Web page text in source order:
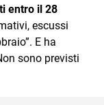
entro il 28
escussi
E ha
sono previsti